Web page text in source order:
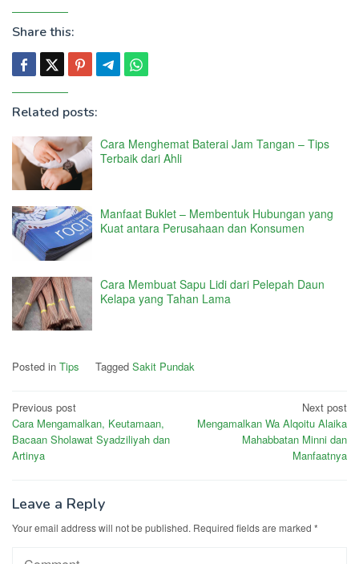
Share this:
Related posts:
Cara Menghemat Baterai Jam Tangan – Tips
Terbaik dari Ahli
Manfaat Buklet – Membentuk Hubungan yang
Kuat antara Perusahaan dan Konsumen
Cara Membuat Sapu Lidi dari Pelepah Daun
Kelapa yang Tahan Lama
Posted in Tips Tagged Sakit Pundak
Post
navigation
Previous post
Cara Mengamalkan, Keutamaan,
Bacaan Sholawat Syadziliyah dan
Artinya
Next post
Mengamalkan Wa Alqoitu Alaika
Mahabbatan Minni dan
Manfaatnya
Leave a Reply
Your email address will not be published. Required fields are marked *